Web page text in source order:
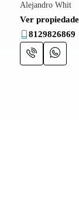
Alejandro Whit
Ver
8129826869